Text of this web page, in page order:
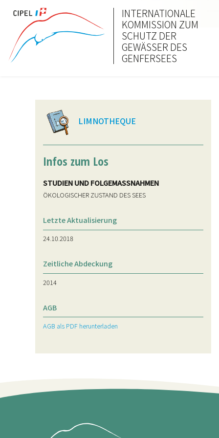
INTERNATIONALE
KOMMISSION ZUM
SCHUTZ DER
GEWÄSSER DES
GENFERSEES
LIMNOTHEQUE
Infos zum Los
STUDIEN UND FOLGEMASSNAHMEN
ÖKOLOGISCHER ZUSTAND DES SEES
Letzte Aktualisierung
24.10.2018
Zeitliche Abdeckung
2014
AGB
AGB als PDF herunterladen